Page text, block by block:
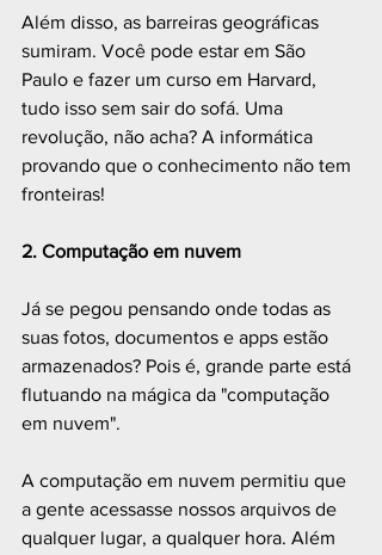
Além disso, as barreiras geográficas
sumiram. Você pode estar em São
Paulo e fazer um curso em Harvard,
tudo isso sem sair do sofá. Uma
revolução, não acha? A informática
provando que o conhecimento não tem
fronteiras!
2. Computação em nuvem
Já se pegou pensando onde todas as
suas fotos, documentos e apps estão
armazenados? Pois é, grande parte está
flutuando na mágica da "computação
em nuvem".
A computação em nuvem permitiu que
a gente acessasse nossos arquivos de
qualquer lugar, a qualquer hora. Além